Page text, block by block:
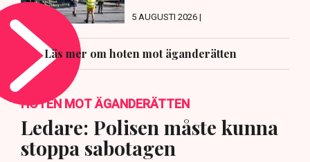
5 AUGUSTI 2026 |
Läs mer om hoten mot äganderätten
HOTEN MOT ÄGANDERÄTTEN
Ledare: Polisen måste kunna
stoppa sabotagen